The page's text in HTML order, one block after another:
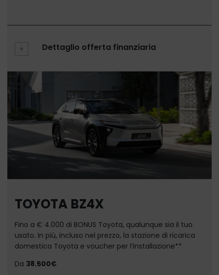
Dettaglio offerta finanziaria
TOYOTA BZ4X
Fino a € 4.000 di BONUS Toyota, qualunque sia il tuo
usato. In più, incluso nel prezzo, la stazione di ricarica
domestica Toyota e voucher per l’installazione**
Da 38.500€